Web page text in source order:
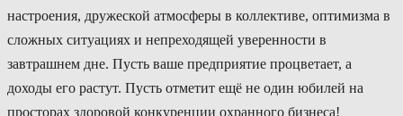
настроения, дружеской атмосферы в коллективе, оптимизма в
сложных ситуациях и непреходящей уверенности в
завтрашнем дне. Пусть ваше предприятие процветает, а
доходы его растут. Пусть отметит ещё не один юбилей на
просторах здоровой конкуренции охранного бизнеса!